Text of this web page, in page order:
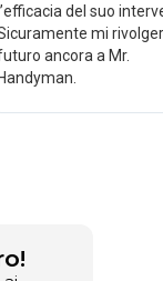
l’efficacia del suo
mi
ancora a Mr.
Handyman.